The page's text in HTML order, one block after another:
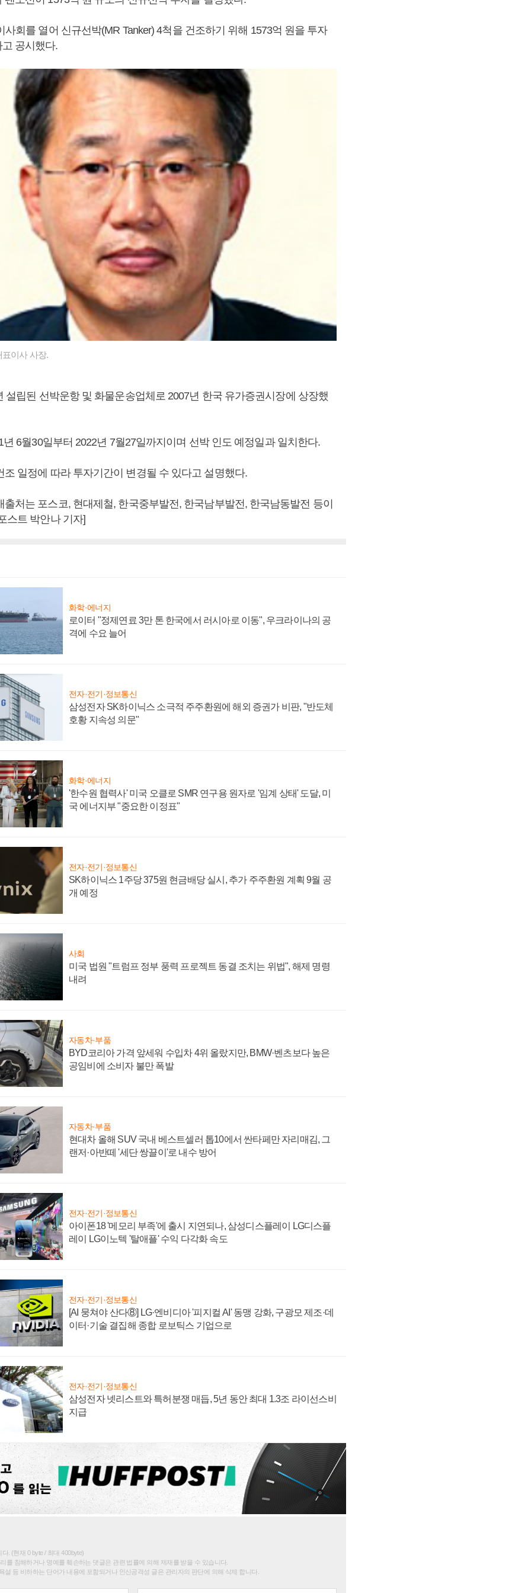
사회를 열어 신규선박(MR Tanker) 4척을 건조하기 위해 1573억 원을 투자
공시했다.
이사 사장.
설립된 선박운항 및 화물운송업체로 2007년 한국 유가증권시장에 상장했
6월30일부터 2022년 7월27일까지이며 선박 인도 예정일과 일치한다.
조 일정에 따라 투자기간이 변경될 수 있다고 설명했다.
출처는 포스코, 현대제철, 한국중부발전, 한국남부발전, 한국남동발전 등이
스트 박안나 기자]
화학·에너지
로이터 "정제연료 3만 톤 한국에서 러시아로 이동", 우크라이나의 공
격에 수요 늘어
전자·전기·정보통신
삼성전자 SK하이닉스 소극적 주주환원에 해외 증권가 비판, "반도체
호황 지속성 의문"
화학·에너지
'한수원 협력사' 미국 오클로 SMR 연구용 원자로 '임계 상태' 도달, 미
국 에너지부 "중요한 이정표"
전자·전기·정보통신
SK하이닉스 1주당 375원 현금배당 실시, 추가 주주환원 계획 9월 공
개 예정
사회
미국 법원 "트럼프 정부 풍력 프로젝트 동결 조치는 위법", 해제 명령
내려
자동차·부품
BYD코리아 가격 앞세워 수입차 4위 올랐지만, BMW·벤츠보다 높은
공임비에 소비자 불만 폭발
자동차·부품
현대차 올해 SUV 국내 베스트셀러 톱10에서 싼타페만 자리매김, 그
랜저·아반떼 '세단 쌍끌이'로 내수 방어
전자·전기·정보통신
아이폰18 '메모리 부족'에 출시 지연되나, 삼성디스플레이 LG디스플
레이 LG이노텍 '탈애플' 수익 다각화 속도
전자·전기·정보통신
[AI 뭉쳐야 산다⑧] LG·엔비디아 '피지컬 AI' 동맹 강화, 구광모 제조·데
이터·기술 결집해 종합 로보틱스 기업으로
전자·전기·정보통신
삼성전자 넷리스트와 특허분쟁 매듭, 5년 동안 최대 1.3조 라이선스비
지급
. (현재 0 byte / 최대 400byte)
를 침해하거나 명예를 훼손하는 댓글은 관련 법률에 의해 제재를 받을 수 있습니다.
설 등 비하하는 단어가 내용에 포함되거나 인신공격성 글은 관리자의 판단에 의해 삭제 합니다.